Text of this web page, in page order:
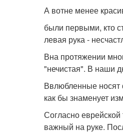
А вотне менее
были первыми, кто
левая рука -
Вна протяжении
"нечистая". В наши
Ввлюбленные носят
как бы знаменует
Согласно
важный на руке.